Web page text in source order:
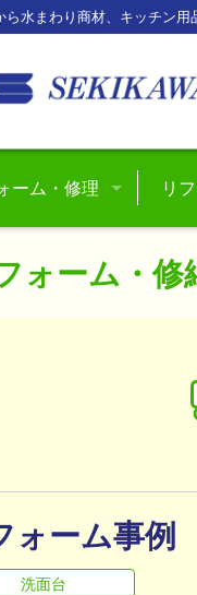
水まわり商材、キッチン
ーム・修理
のトラブル
りのトラブル
外壁のトラブル
他のトラブル
リ
ォーム・修
ォーム事例
洗面台